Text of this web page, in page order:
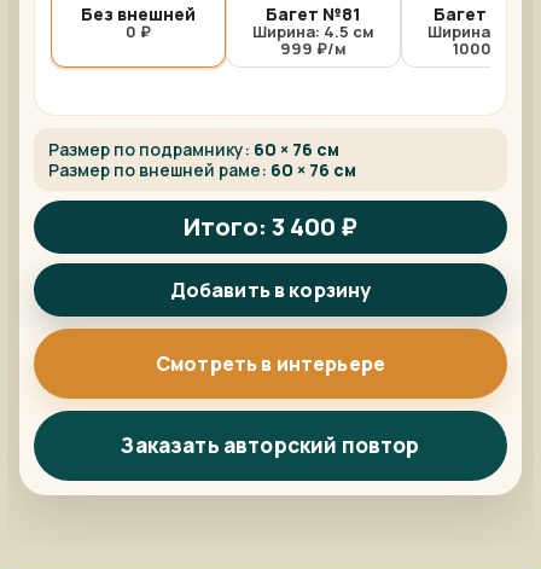
Без внешней
0 ₽
Багет №81
Ширина: 4.5 см
999 ₽/м
Багет №81/
Ширина: 4.5
1000 ₽/м
Размер по подрамнику: 60 × 76 см
Размер по внешней раме: 60 × 76 см
Итого: 3 400 ₽
Добавить в корзину
Смотреть в интерьере
Заказать авторский повтор